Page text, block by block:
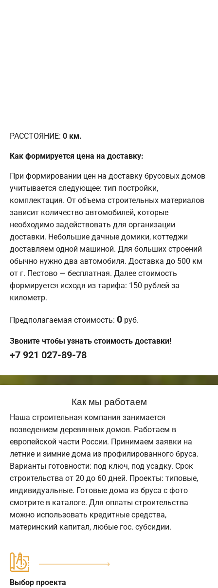
РАССТОЯНИЕ: 0 км.
Как формируется цена на доставку:
При формировании цен на доставку брусовых домов
учитывается следующее: тип постройки,
комплектация. От объема строительных материалов
зависит количество автомобилей, которые
необходимо задействовать для организации
доставки. Небольшие дачные домики, коттеджи
доставляем одной машиной. Для больших строений
обычно нужно два автомобиля. Доставка до 500 км
от г. Пестово — бесплатная. Далее стоимость
формируется исходя из тарифа: 150 рублей за
километр.
Предполагаемая стоимость: 0 руб.
Звоните чтобы узнать стоимость доставки!
+7 921 027-89-78
Как мы работаем
Наша строительная компания занимается
возведением деревянных домов. Работаем в
европейской части России. Принимаем заявки на
летние и зимние дома из профилированного бруса.
Варианты готовности: под ключ, под усадку. Срок
строительства от 20 до 60 дней. Проекты: типовые,
индивидуальные. Готовые дома из бруса с фото
смотрите в каталоге. Для оплаты строительства
можно использовать кредитные средства,
материнский капитал, любые гос. субсидии.
Выбор проекта